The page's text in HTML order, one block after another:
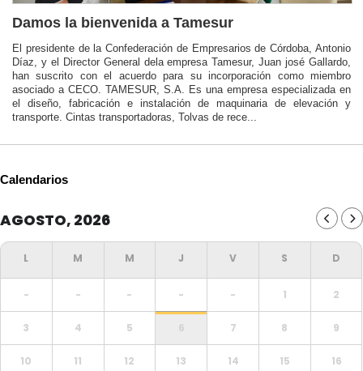
Damos la bienvenida a Tamesur
El presidente de la Confederación de Empresarios de Córdoba, Antonio
Díaz, y el Director General dela empresa Tamesur, Juan josé Gallardo,
han suscrito con el acuerdo para su incorporación como miembro
asociado a CECO. TAMESUR, S.A. Es una empresa especializada en
el diseño, fabricación e instalación de maquinaria de elevación y
transporte. Cintas transportadoras, Tolvas de rece...
Calendarios
AGOSTO, 2026
- - - - - 1 2
3 4 5 6 7 8 9
10 11 12 13 14 15 16